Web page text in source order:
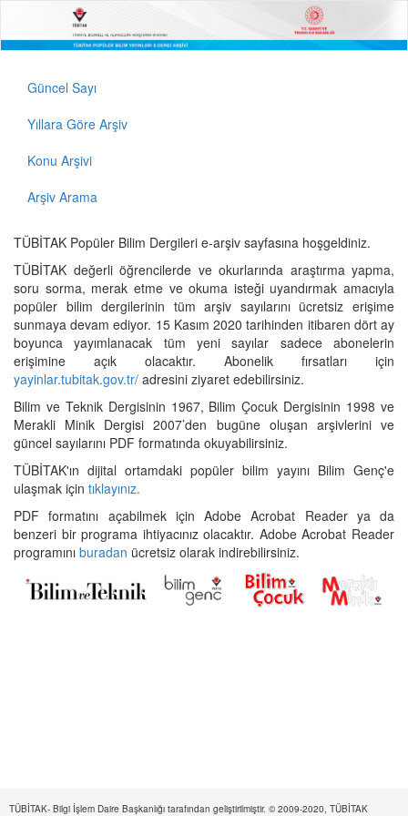
Güncel Sayı
Yıllara Göre Arşiv
Konu Arşivi
Arşiv Arama
TÜBİTAK Popüler Bilim Dergileri e-arşiv sayfasına hoşgeldiniz.
TÜBİTAK değerli öğrencilerde ve okurlarında araştırma yapma,
soru sorma, merak etme ve okuma isteği uyandırmak amacıyla
popüler bilim dergilerinin tüm arşiv sayılarını ücretsiz erişime
sunmaya devam ediyor. 15 Kasım 2020 tarihinden itibaren dört ay
boyunca yayımlanacak tüm yeni sayılar sadece abonelerin
erişimine açık olacaktır. Abonelik fırsatları için
yayinlar.tubitak.gov.tr/ adresini ziyaret edebilirsiniz.
Bilim ve Teknik Dergisinin 1967, Bilim Çocuk Dergisinin 1998 ve
Merakli Minik Dergisi 2007’den bugüne oluşan arşivlerini ve
güncel sayılarını PDF formatında okuyabilirsiniz.
TÜBİTAK'ın dijital ortamdaki popüler bilim yayını Bilim Genç'e
ulaşmak için tıklayınız.
PDF formatını açabilmek için Adobe Acrobat Reader ya da
benzeri bir programa ihtiyacınız olacaktır. Adobe Acrobat Reader
programını buradan ücretsiz olarak indirebilirsiniz.
TÜBİTAK- Bilgi İşlem Daire Başkanlığı tarafından geliştirilmiştir. © 2009-2020, TÜBİTAK